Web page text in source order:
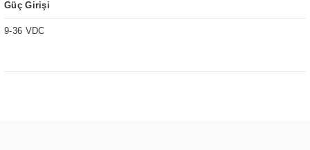
Güç Girişi
9-36 VDC